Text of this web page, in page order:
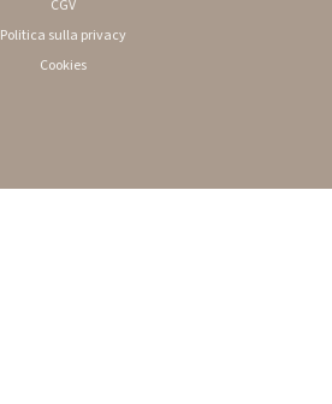
CGV
Politica sulla privacy
Cookies